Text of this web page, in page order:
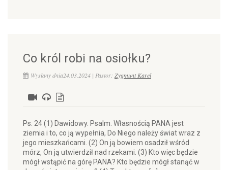
Co król robi na osiołku?
Wysłany dnia24.03.2024 | Pastor: Zygmunt Karel
Ps. 24 (1) Dawidowy. Psalm. Własnością PANA jest
ziemia i to, co ją wypełnia, Do Niego należy świat wraz z
jego mieszkańcami. (2) On ją bowiem osadził wśród
mórz, On ją utwierdził nad rzekami. (3) Kto więc będzie
mógł wstąpić na górę PANA? Kto będzie mógł stanąć w